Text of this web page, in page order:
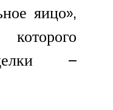
яицо»,
–